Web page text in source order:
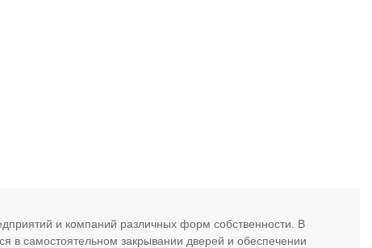
и компаний различных форм собственности. В
в самостоятельном закрывании дверей и обеспечении